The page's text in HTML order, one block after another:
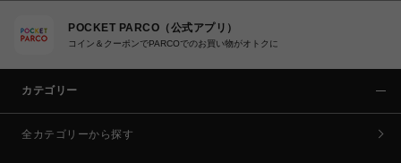
POCKET PARCO（公式アプリ）
コイン＆クーポンでPARCOでのお買い物がオトクに
カテゴリー
全カテゴリーから探す